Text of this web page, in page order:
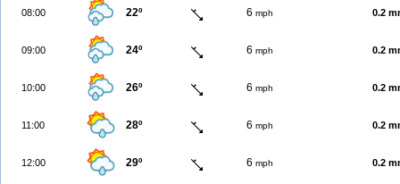
08:00 22º 6 mph 0.2
09:00 24º 6 mph 0.2
10:00 26º 6 mph 0.2
11:00 28º 6 mph 0.2
12:00 29º 6 mph 0.2